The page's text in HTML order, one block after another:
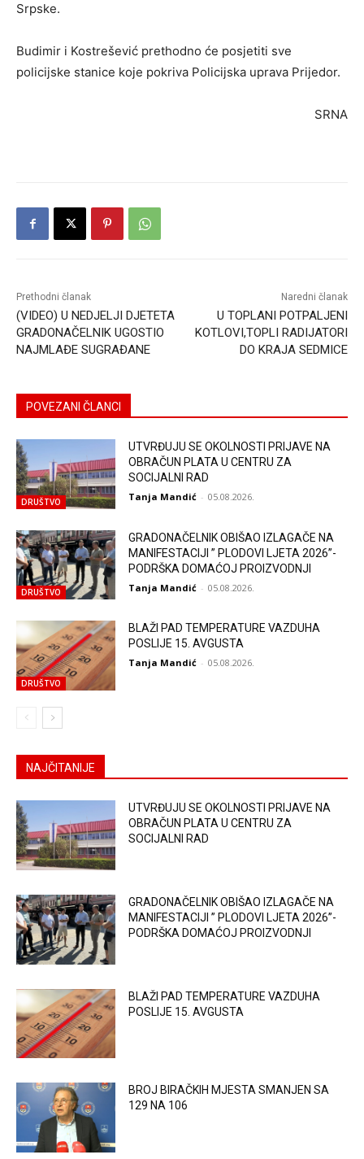
Srpske.
Budimir i Kostrešević prethodno će posjetiti sve
policijske stanice koje pokriva Policijska uprava Prijedor.
SRNA
Prethodni članak
(VIDEO) U NEDJELJI DJETETA
GRADONAČELNIK UGOSTIO
NAJMLAĐE SUGRAĐANE
Naredni članak
U TOPLANI POTPALJENI
KOTLOVI,TOPLI RADIJATORI
DO KRAJA SEDMICE
POVEZANI ČLANCI
DRUŠTVO
UTVRĐUJU SE OKOLNOSTI PRIJAVE NA
OBRAČUN PLATA U CENTRU ZA
SOCIJALNI RAD
Tanja Mandić - 05.08.2026.
DRUŠTVO
GRADONAČELNIK OBIŠAO IZLAGAČE NA
MANIFESTACIJI ” PLODOVI LJETA 2026”-
PODRŠKA DOMAĆOJ PROIZVODNJI
Tanja Mandić - 05.08.2026.
DRUŠTVO
BLAŽI PAD TEMPERATURE VAZDUHA
POSLIJE 15. AVGUSTA
Tanja Mandić - 05.08.2026.
NAJČITANIJE
UTVRĐUJU SE OKOLNOSTI PRIJAVE NA
OBRAČUN PLATA U CENTRU ZA
SOCIJALNI RAD
GRADONAČELNIK OBIŠAO IZLAGAČE NA
MANIFESTACIJI ” PLODOVI LJETA 2026”-
PODRŠKA DOMAĆOJ PROIZVODNJI
BLAŽI PAD TEMPERATURE VAZDUHA
POSLIJE 15. AVGUSTA
BROJ BIRAČKIH MJESTA SMANJEN SA
129 NA 106